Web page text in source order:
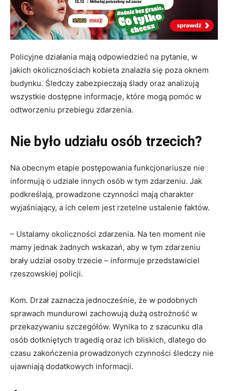
Policyjne działania mają odpowiedzieć na pytanie, w
jakich okolicznościach kobieta znalazła się poza oknem
budynku. Śledczy zabezpieczają ślady oraz analizują
wszystkie dostępne informacje, które mogą pomóc w
odtworzeniu przebiegu zdarzenia.
Nie było udziału osób trzecich?
Na obecnym etapie postępowania funkcjonariusze nie
informują o udziale innych osób w tym zdarzeniu. Jak
podkreślają, prowadzone czynności mają charakter
wyjaśniający, a ich celem jest rzetelne ustalenie faktów.
– Ustalamy okoliczności zdarzenia. Na ten moment nie
mamy jednak żadnych wskazań, aby w tym zdarzeniu
brały udział osoby trzecie – informuje przedstawiciel
rzeszowskiej policji.
Kom. Drzał zaznacza jednocześnie, że w podobnych
sprawach mundurowi zachowują dużą ostrożność w
przekazywaniu szczegółów. Wynika to z szacunku dla
osób dotkniętych tragedią oraz ich bliskich, dlatego do
czasu zakończenia prowadzonych czynności śledczy nie
ujawniają dodatkowych informacji.